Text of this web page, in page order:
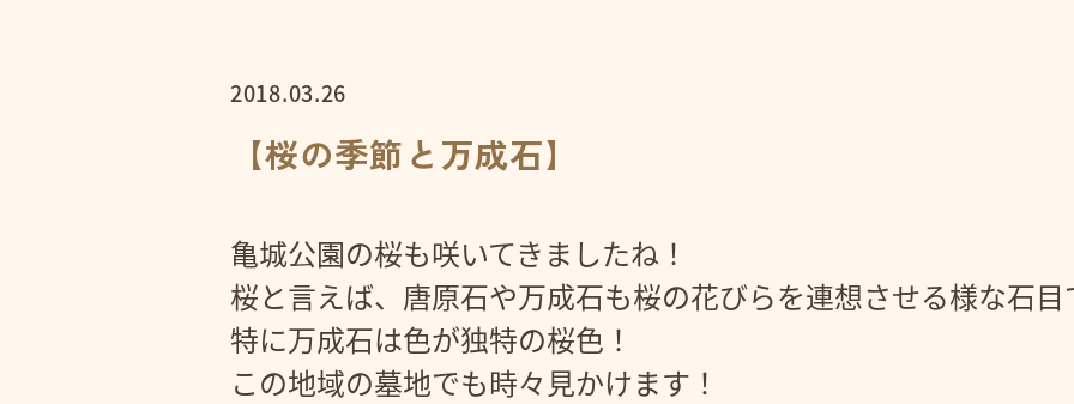
2018.03.26
【桜の季節と万成石】
亀城公園の桜も咲いてきましたね！
桜と言えば、唐原石や万成石も桜の花びらを連想させる様な石目
特に万成石は色が独特の桜色！
この地域の墓地でも時々見かけます！